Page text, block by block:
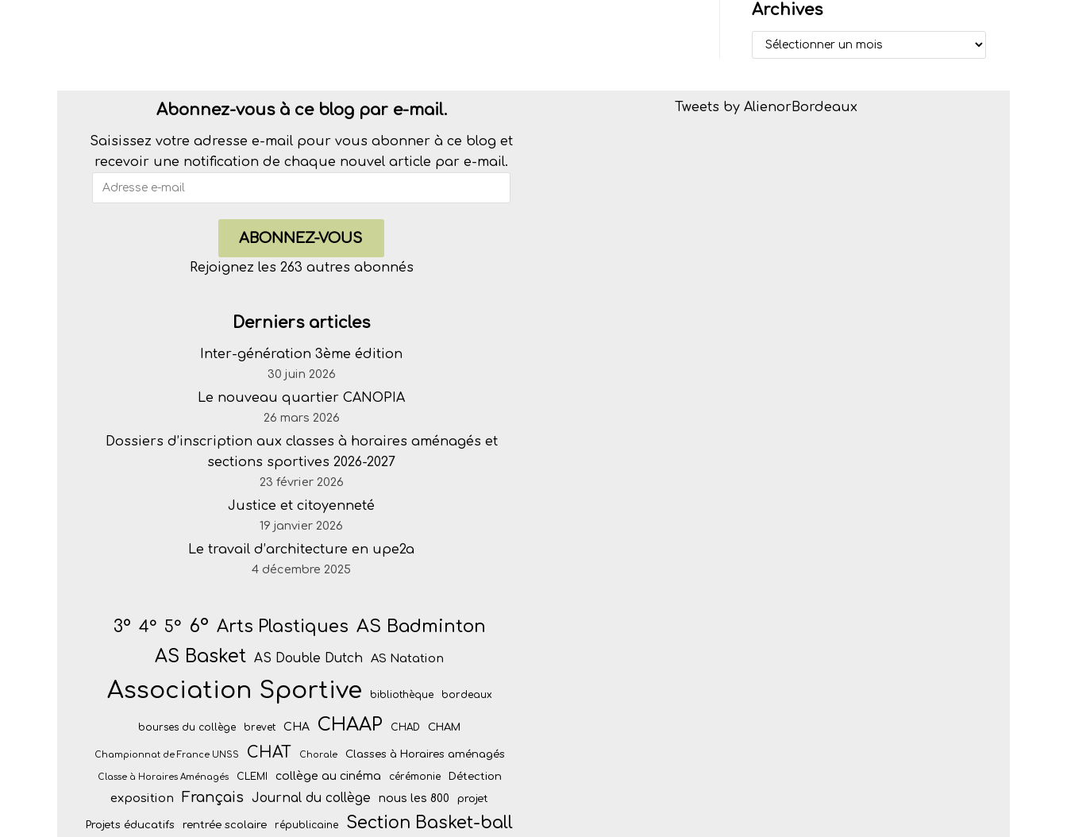
Archives
Abonnez-vous à ce blog par e-mail.
Saisissez votre adresse e-mail pour vous abonner à ce blog et
recevoir une notification de chaque nouvel article par e-mail.
ABONNEZ-VOUS
Rejoignez les 263 autres abonnés
Derniers articles
Inter-génération 3ème édition
30 juin 2026
Le nouveau quartier CANOPIA
26 mars 2026
Dossiers d’inscription aux classes à horaires aménagés et
sections sportives 2026-2027
23 février 2026
Justice et citoyenneté
19 janvier 2026
Le travail d’architecture en upe2a
4 décembre 2025
3° 4° 5° 6° Arts Plastiques AS Badminton
AS Basket AS Double Dutch AS Natation
Association Sportive bibliothèque bordeaux
bourses du collège brevet CHA CHAAP CHAD CHAM
Championnat de France UNSS CHAT Chorale Classes à Horaires aménagés
Classe à Horaires Aménagés CLEMI collège au cinéma cérémonie Détection
exposition Français Journal du collège nous les 800 projet
Projets éducatifs rentrée scolaire républicaine Section Basket-ball
Tweets by AlienorBordeaux